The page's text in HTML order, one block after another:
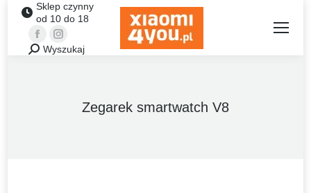
Sklep czynny
od 10 do 18
FacebookInstagram
Szukaj:Wyszukaj
Zegarek smartwatch V8